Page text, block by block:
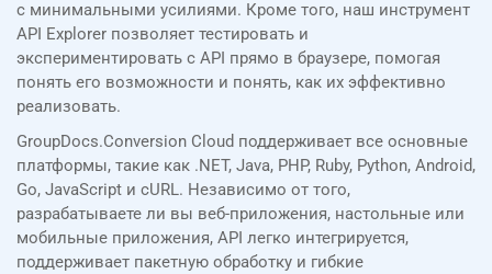
с минимальными усилиями. Кроме того, наш инструмент
API Explorer позволяет тестировать и
экспериментировать с API прямо в браузере, помогая
понять его возможности и понять, как их эффективно
реализовать.
GroupDocs.Conversion Cloud поддерживает все основные
платформы, такие как .NET, Java, PHP, Ruby, Python, Android,
Go, JavaScript и cURL. Независимо от того,
разрабатываете ли вы веб-приложения, настольные или
мобильные приложения, API легко интегрируется,
поддерживает пакетную обработку и гибкие